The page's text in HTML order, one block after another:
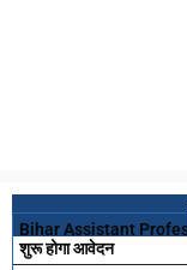
Bihar Assistant
शुरू होगा आवेदन